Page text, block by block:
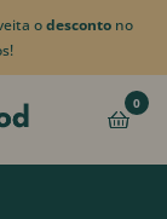
odesconto no
0